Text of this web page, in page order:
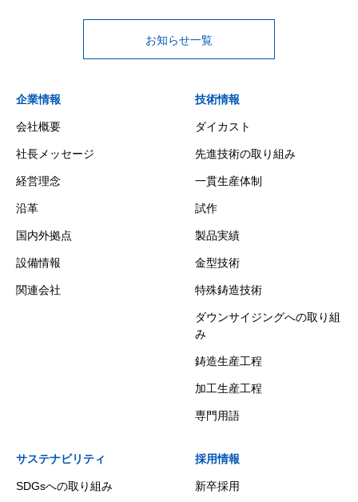
お知らせ一覧
企業情報
会社概要
社長メッセージ
経営理念
沿革
国内外拠点
設備情報
関連会社
技術情報
ダイカスト
先進技術の取り組み
一貫生産体制
試作
製品実績
金型技術
特殊鋳造技術
ダウンサイジングへの取り組
み
鋳造生産工程
加工生産工程
専門用語
サステナビリティ
SDGsへの取り組み
採用情報
新卒採用